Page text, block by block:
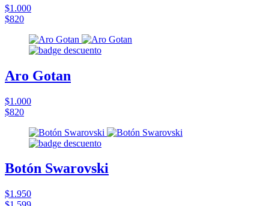
$1.000
$820
Aro Gotan
$1.000
$820
Botón Swarovski
$1.950